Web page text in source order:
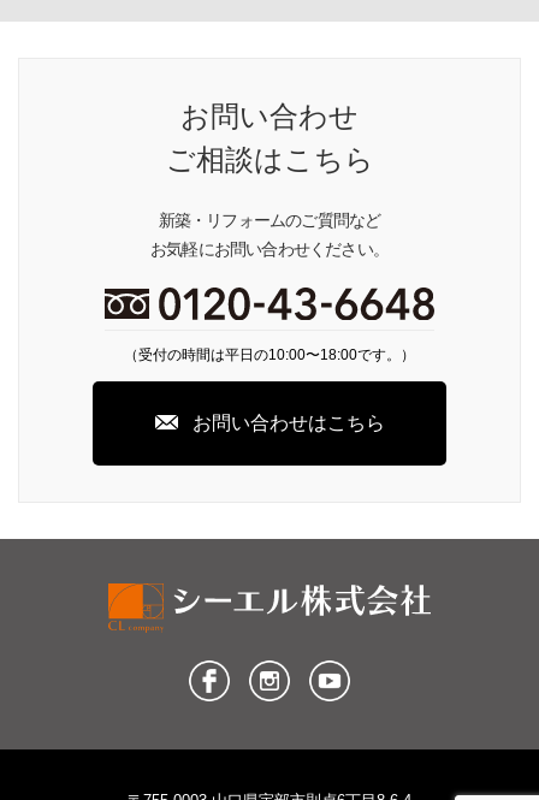
お問い合わせ
ご相談はこちら
新築・リフォームのご質問など
お気軽にお問い合わせください。
（受付の時間は平日の10:00〜18:00です。）
お問い合わせはこちら